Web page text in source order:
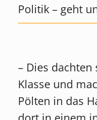
Politik – geht
– Dies dachten
Klasse und
Pölten in das